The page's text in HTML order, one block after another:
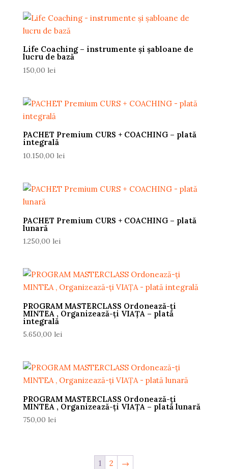
Life Coaching – instrumente și șabloane de
lucru de bază
150,00 lei
PACHET Premium CURS + COACHING – plată
integrală
10.150,00 lei
PACHET Premium CURS + COACHING – plată
lunară
1.250,00 lei
PROGRAM MASTERCLASS Ordonează-ți
MINTEA , Organizează-ți VIAȚA – plată
integrală
5.650,00 lei
PROGRAM MASTERCLASS Ordonează-ți
MINTEA , Organizează-ți VIAȚA – plată lunară
750,00 lei
1 2 →